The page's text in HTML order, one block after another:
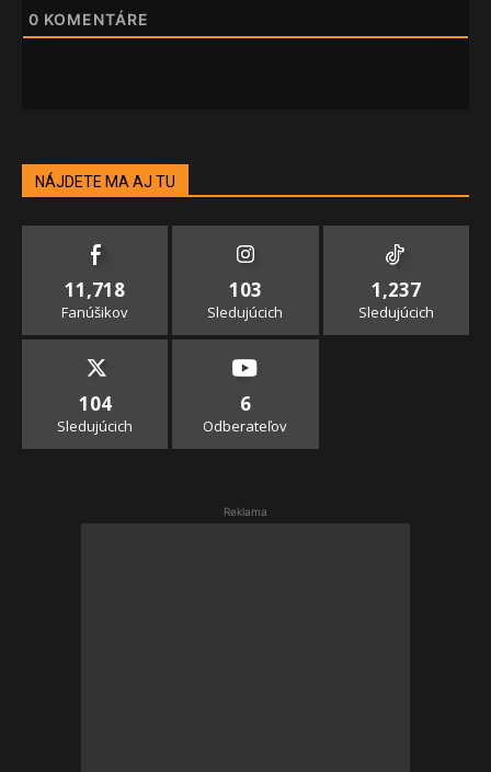
0 KOMENTÁRE
NÁJDETE MA AJ TU
11,718
Fanúšikov
103
Sledujúcich
1,237
Sledujúcich
104
Sledujúcich
6
Odberateľov
Reklama